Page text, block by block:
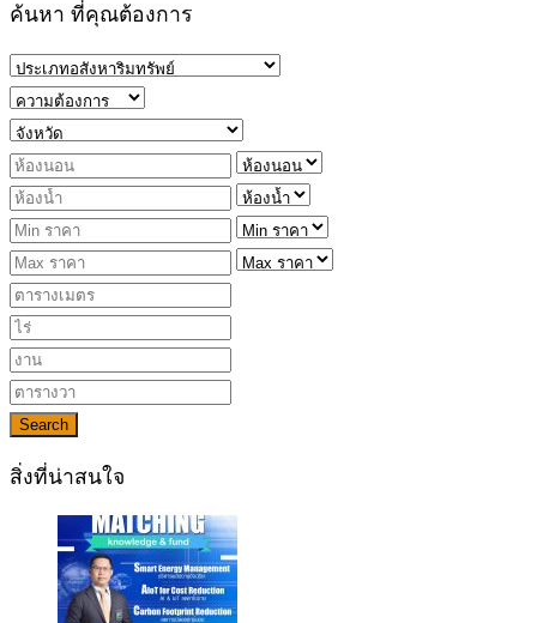
ค้นหา ที่คุณต้องการ
Search
สิ่งที่น่าสนใจ